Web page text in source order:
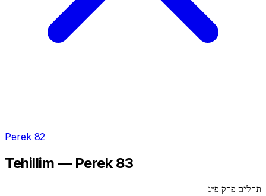
Perek 82
Tehillim — Perek 83
תהלים פרק פ״ג